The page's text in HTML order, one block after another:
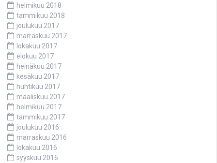
helmikuu 2018
tammikuu 2018
joulukuu 2017
marraskuu 2017
lokakuu 2017
elokuu 2017
heinäkuu 2017
kesäkuu 2017
huhtikuu 2017
maaliskuu 2017
helmikuu 2017
tammikuu 2017
joulukuu 2016
marraskuu 2016
lokakuu 2016
syyskuu 2016